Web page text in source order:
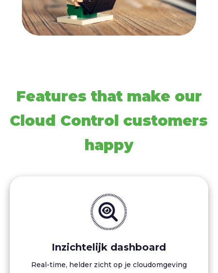
Features that make our
Cloud Control customers
happy
Inzichtelijk dashboard
Real-time, helder zicht op je cloudomgeving